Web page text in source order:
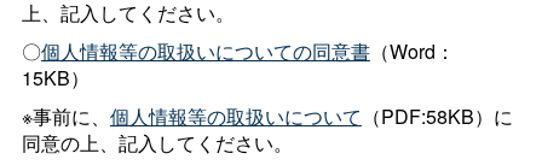
上、記入してください。
〇個人情報等の取扱いについての同意書（Word：
15KB）
※事前に、 個人情報等の取扱いについて （PDF:58KB）に
同意の上、記入してください。